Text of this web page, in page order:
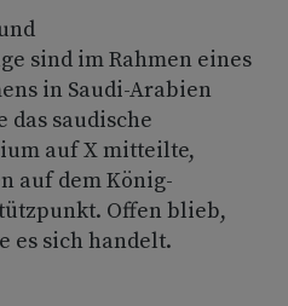
sind im Rahmen eines
in Saudi-Arabien
das saudische
auf X mitteilte,
auf dem König-
Offen blieb,
es sich handelt.